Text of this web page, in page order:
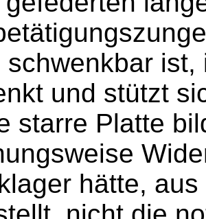
schwenkbar
und stützt
starre Platte
hätte,